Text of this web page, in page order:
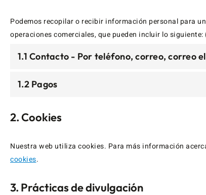
Podemos recopilar o recibir información personal para
operaciones comerciales, que pueden incluir lo
1.1 Contacto - Por teléfono, correo, correo
1.2 Pagos
2. Cookies
Nuestra web utiliza cookies. Para más información
cookies.
3. Prácticas de divulgación